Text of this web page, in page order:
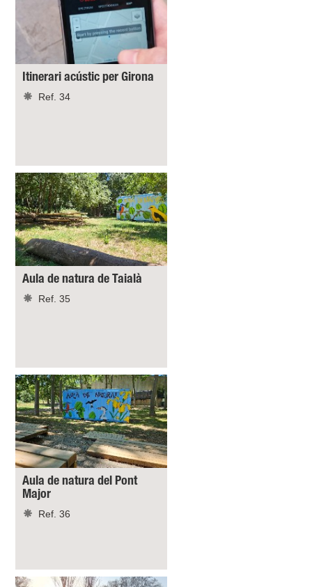
Itinerari acústic per Girona
Ref. 34
Aula de natura de Taialà
Ref. 35
Aula de natura del Pont
Major
Ref. 36